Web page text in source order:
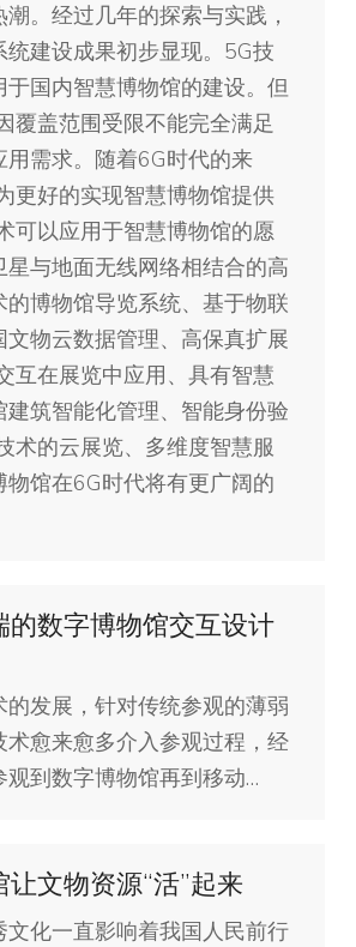
。经过几年的探索与实践，
统建设成果初步显现。5G技
于国内智慧博物馆的建设。但
覆盖范围受限不能完全满足
用需求。随着6G时代的来
更好的实现智慧博物馆提供
可以应用于智慧博物馆的愿
星与地面无线网络相结合的高
的博物馆导览系统、基于物联
文物云数据管理、高保真扩展
互在展览中应用、具有智慧
建筑智能化管理、智能身份验
术的云展览、多维度智慧服
物馆在6G时代将有更广阔的
的数字博物馆交互设计
的发展，针对传统参观的薄弱
术愈来愈多介入参观过程，经
观到数字博物馆再到移动…
文物资源“活”起来
文化一直影响着我国人民前行